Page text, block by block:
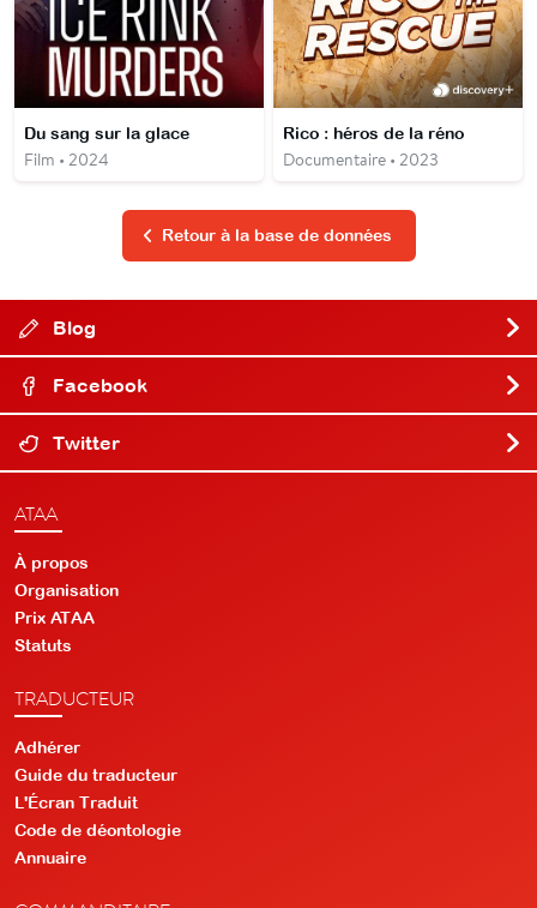
Du sang sur la glace
Film • 2024
Rico : héros de la réno
Documentaire • 2023
Retour à la base de données
Blog
Facebook
Twitter
ATAA
À propos
Organisation
Prix ATAA
Statuts
TRADUCTEUR
Adhérer
Guide du traducteur
L'Écran Traduit
Code de déontologie
Annuaire